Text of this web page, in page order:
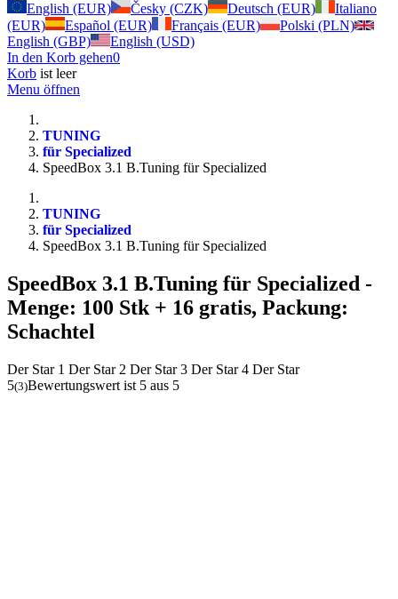
English (EUR)
Česky (CZK) Deutsch (EUR)
Italiano
(EUR)
Español (EUR) Français (EUR)
Polski (PLN)
English (GBP)
English (USD)
In den Korb gehen0
Korb ist leer
Menu öffnen
TUNING
für Specialized
SpeedBox 3.1 B.Tuning für Specialized
TUNING
für Specialized
SpeedBox 3.1 B.Tuning für Specialized
SpeedBox 3.1 B.Tuning für Specialized -
Menge: 100 Stk + 16 gratis, Packung:
Schachtel
Der Star 1 Der Star 2 Der Star 3 Der Star 4 Der Star
5(3)Bewertungswert ist 5 aus 5